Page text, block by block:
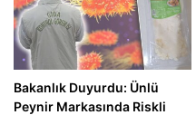
Bakanlık Duyurdu: Ünlü
Peynir Markasında Riskli